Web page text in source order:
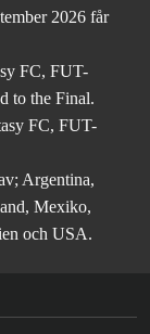
2026 får
FC, FUT-
to the Final.
FC, FUT-
Argentina,
Mexiko,
och USA.